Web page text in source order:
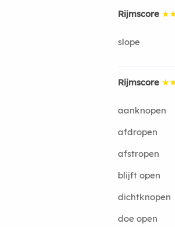
Rijmscore
slope
Rijmscore
aanknopen
afdropen
afstropen
blijft open
dichtknopen
doe open